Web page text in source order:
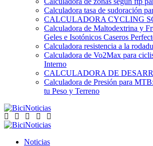
Calculadora tasa de sudoración
CALCULADORA CYCLING
Calculadora de Maltodextrina y
Geles e Isotónicos Caseros
Calculadora resistencia a la
Calculadora de Vo2Max para
Interno
CALCULADORA DE
Calculadora de Presión para
tu Peso y Terreno
Noticias